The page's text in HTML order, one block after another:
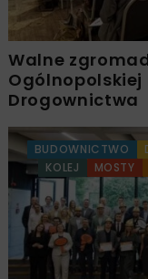
Walne
Ogólnopolskiej
Drogownictwa
BUDOWNICTWO
KOLEJ
MOSTY